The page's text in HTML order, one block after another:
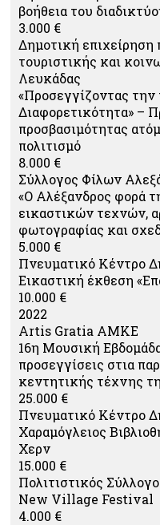
βοήθεια του
3.000 €
Δημοτική επιχείρηση
τουριστικής και
Λευκάδας
«Προσεγγίζοντας
Διαφορετικότητα» –
προσβασιμότητας
πολιτισμό
8.000 €
Σύλλογος Φίλων
«Ο Αλέξανδρος φορά
εικαστικών τεχνών,
φωτογραφίας και
5.000 €
Πνευματικό Κέντρο
Εικαστική έκθεση
10.000 €
2022
Artis Gratia ΑΜΚΕ
16η Μουσική
προσεγγίσεις στια
κεντητικής τέχνης
25.000 €
Πνευματικό Κέντρο
Χαραμόγλειος
Χερν
15.000 €
Πολιτιστικός
New Village Festival
4.000 €